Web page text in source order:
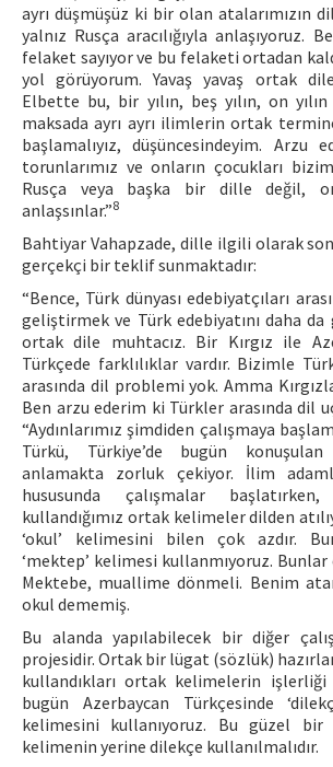
ayrı düşmüşüz ki bir olan atalarımızın
yalnız Rusça aracılığıyla anlaşıyoruz.
felaket sayıyor ve bu felaketi ortadan
yol görüyorum. Yavaş yavaş ortak
Elbette bu, bir yılın, beş yılın, on
maksada ayrı ayrı ilimlerin ortak
başlamalıyız, düşüncesindeyim. Arzu
torunlarımız ve onların çocukları
Rusça veya başka bir dille değil,
anlaşsınlar.”8
Bahtiyar Vahapzade, dille ilgili olarak
gerçekçi bir teklif sunmaktadır:
“Bence, Türk dünyası edebiyatçıları
geliştirmek ve Türk edebiyatını daha
ortak dile muhtacız. Bir Kırgız ile
Türkçede farklılıklar vardır. Bizimle
arasında dil problemi yok. Amma
Ben arzu ederim ki Türkler arasında dil
“Aydınlarımız şimdiden çalışmaya
Türkü, Türkiye’de bugün
anlamakta zorluk çekiyor. İlim
hususunda çalışmalar
kullandığımız ortak kelimeler dilden
‘okul’ kelimesini bilen çok azdır.
‘mektep’ kelimesi kullanmıyoruz.
Mektebe, muallime dönmeli. Benim
okul dememiş.
Bu alanda yapılabilecek bir diğer
projesidir. Ortak bir lügat (sözlük)
kullandıkları ortak kelimelerin işlerliği
bugün Azerbaycan Türkçesinde
kelimesini kullanıyoruz. Bu güzel
kelimenin yerine dilekçe kullanılmalıdır.